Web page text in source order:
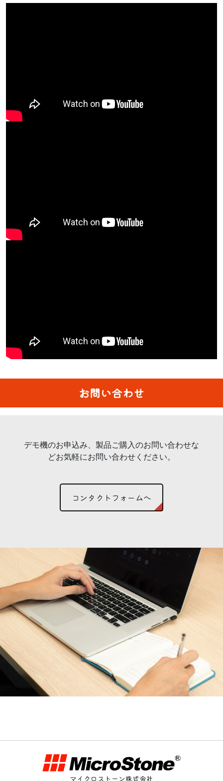
お問い合わせ
デモ機のお申込み、製品ご購入のお問い合わせな
どお気軽にお問い合わせください。
コンタクトフォームへ
マイクロストーン株式会社